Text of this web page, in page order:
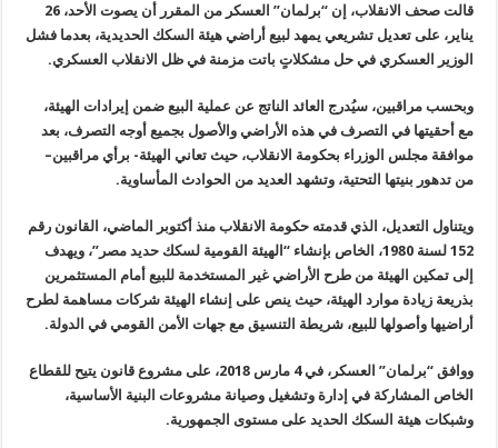
قالت صحف الانقلاب، إن “برلمان” العسكر من المقرر أن يصوت الأحد، 26
يناير، على تعديل تشريعي يمهد لبيع أراضي هيئة السكك الحديدية، بعدما فشل
الوزير العسكري في حل مشكلاتٍ باتت مزمنة في ظل الانقلاب العسكري.
وبحسب مراقبين، سيُدرج العائد الناتج عن عملية البيع ضمن إيرادات الهيئة،
مع أحقيتها في التصرف في هذه الأراضي والأصول بجميع أوجه التصرف، بعد
موافقة مجلس الوزراء بحكومة الانقلاب، حيث تعاني الهيئة- برأي مراقبين–
من تدهور بنيتها التحتية، وتشهد العديد من الحوادث المأساوية.
ويتناول التعديل، الذي قدمته حكومة الانقلاب منذ أكتوبر الماضي، القانون رقم
152 لسنة 1980، الخاص بإنشاء “الهيئة القومية لسكك حديد مصر”، ويهدف
إلى تمكين الهيئة من طرح الأراضي غير المستخدمة للبيع أمام المستثمرين
بذريعة زيادة موارد الهيئة، حيث ينص على إنشاء الهيئة شركات مساهمة لطرح
أراضيها وأصولها للبيع، شريطة التنسيق مع جهات الأمن القومي في الدولة.
ووافق “برلمان” العسكر، في 4 مارس 2018، على مشروع قانون يتيح للقطاع
الخاص المشاركة في إدارة وتشغيل وصيانة مشروعات البنية الأساسية،
وشبكات هيئة السكك الحديد على مستوى الجمهورية.